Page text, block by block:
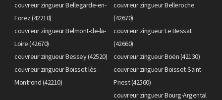
couvreur zingueur Bellegarde-en-
Forez (42210)
couvreur zingueur Belleroche
(42670)
couvreur zingueur Belmont-de-la-
Loire (42670)
couvreur zingueur Le Bessat
(42660)
couvreur zingueur Bessey (42520)
couvreur zingueur Boën (42130)
couvreur zingueur Boisset-lès-
Montrond (42210)
couvreur zingueur Boisset-Saint-
Priest (42560)
couvreur zingueur Bourg-Argental